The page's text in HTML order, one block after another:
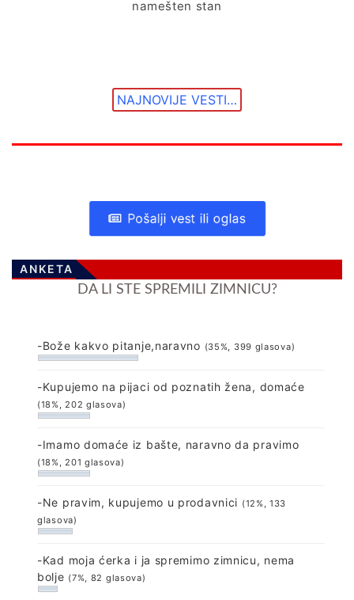
namešten stan
NAJNOVIJE VESTI…
Pošalji vest ili oglas
ANKETA
DA LI STE SPREMILI ZIMNICU?
-Bože kakvo pitanje,naravno (35%, 399 glasova)
-Kupujemo na pijaci od poznatih žena, domaće
(18%, 202 glasova)
-Imamo domaće iz bašte, naravno da pravimo
(18%, 201 glasova)
-Ne pravim, kupujemo u prodavnici (12%, 133
glasova)
-Kad moja ćerka i ja spremimo zimnicu, nema
bolje (7%, 82 glasova)